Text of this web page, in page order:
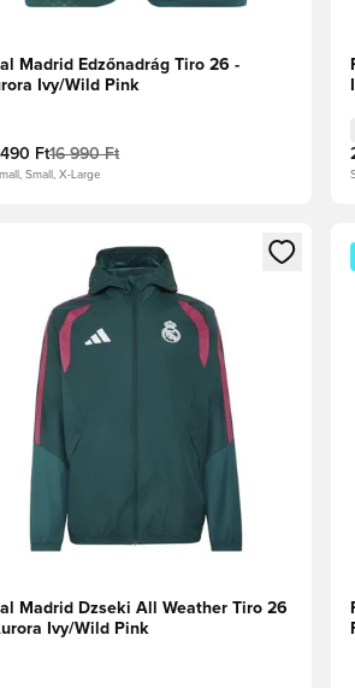
Madrid Edzőnadrág Tiro 26 -
Ivy/Wild Pink
Ft16 990 Ft
Small, X-Large
való regisztrációhoz
egy modált a bejelentkezéshez
Madrid Dzseki All Weather Tiro 26
Ivy/Wild Pink